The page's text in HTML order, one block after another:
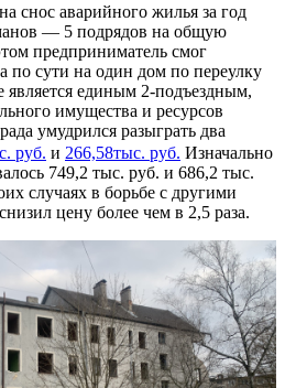
снос аварийного жилья за год
— 5 подрядов на общую
предприниматель смог
по сути на один дом по переулку
является единым 2-подъездным,
имущества и ресурсов
умудрился разыграть два
руб. и 266,58тыс. руб. Изначально
749,2 тыс. руб. и 686,2 тыс.
случаях в борьбе с другими
цену более чем в 2,5 раза.